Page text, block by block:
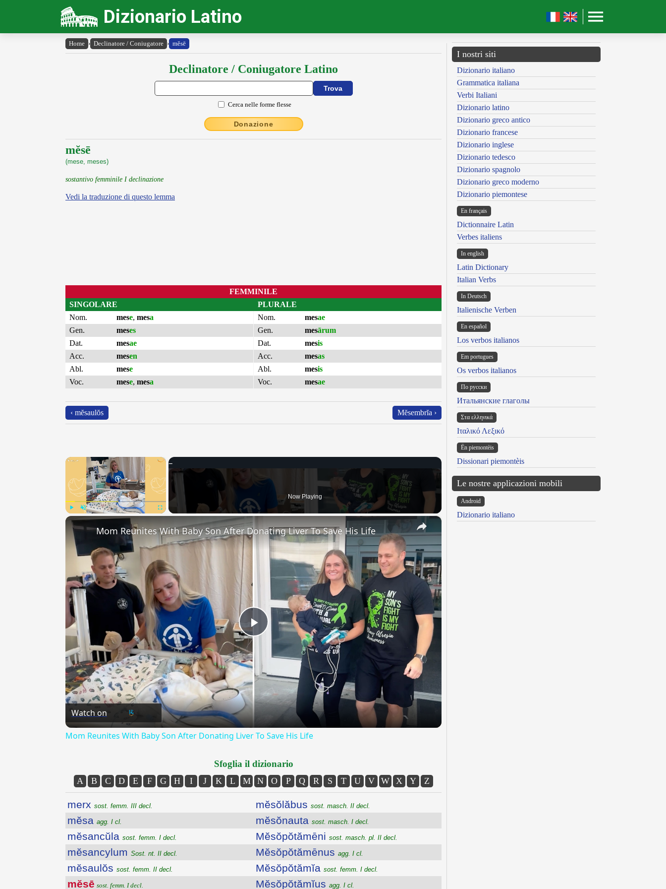
Dizionario Latino
Home › Declinatore / Coniugatore › mĕsē
Declinatore / Coniugatore Latino
Cerca nelle forme flesse
Donazione
mĕsē
(mese, meses)
sostantivo femminile I declinazione
Vedi la traduzione di questo lemma
FEMMINILE
SINGOLARE
Nom.
mese, mesa
Gen.
meses
Dat.
mesae
Acc.
mesen
Abl.
mese
Voc.
mese, mesa
PLURALE
Nom.
mesae
Gen.
mesārum
Dat.
mesis
Acc.
mesas
Abl.
mesis
Voc.
mesae
‹ mĕsaulŏs Mĕsembrĭa ›
×
Now Playing
×
Play
Video
Mom Reunites With Baby Son After Donating Liver To Save His Life
Watch on
Mom Reunites With Baby Son After Donating Liver To Save His Life
Sfoglia il dizionario
A B C D E F G H I J K L M N O P Q R S T U V W X Y Z
merx sost. femm. III decl.
mĕsa agg. I cl.
mĕsancŭla sost. femm. I decl.
mĕsancylum Sost. nt. II decl.
mĕsaulŏs sost. femm. II decl.
mĕsē sost. femm. I decl.
mĕsŏlăbus sost. masch. II decl.
mĕsŏnauta sost. masch. I decl.
Mĕsŏpŏtămēni sost. masch. pl. II decl.
Mĕsŏpŏtămēnus agg. I cl.
Mĕsŏpŏtămĭa sost. femm. I decl.
Mĕsŏpŏtămĭus agg. I cl.
I nostri siti
Dizionario italiano
Grammatica italiana
Verbi Italiani
Dizionario latino
Dizionario greco antico
Dizionario francese
Dizionario inglese
Dizionario tedesco
Dizionario spagnolo
Dizionario greco moderno
Dizionario piemontese
En français
Dictionnaire Latin
Verbes italiens
In english
Latin Dictionary
Italian Verbs
In Deutsch
Italienische Verben
En español
Los verbos italianos
Em portugues
Os verbos italianos
По русски
Итальянские глаголы
Στα ελληνικά
Ιταλικό Λεξικό
Ën piemontèis
Dissionari piemontèis
Le nostre applicazioni mobili
Android
Dizionario italiano